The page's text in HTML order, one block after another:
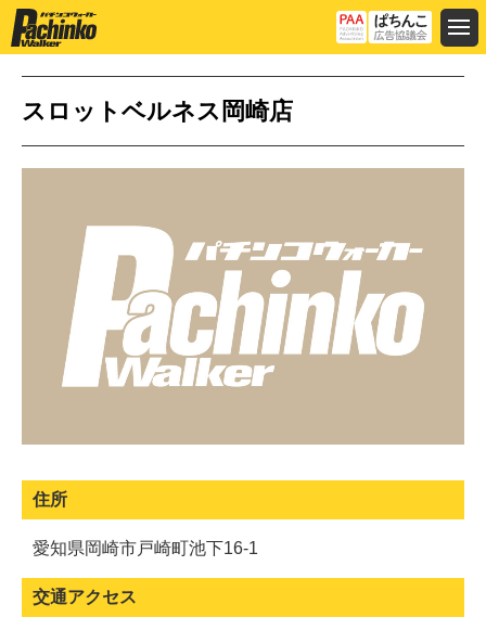
スロットベルネス岡崎店
住所
愛知県岡崎市戸崎町池下16-1
交通アクセス